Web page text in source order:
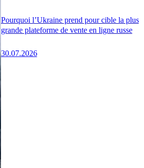
Pourquoi l’Ukraine prend pour cible la plus
grande plateforme de vente en ligne russe
30.07.2026